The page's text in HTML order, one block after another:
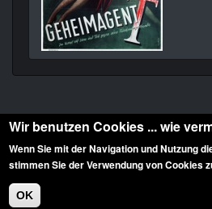
Diese Website ist urheberrechtlich geschützt: ©
Rechte vorbehalten.
Wir benutzen Cookies ... wie
Wenn Sie mit der Navigation und Nutzung
stimmen Sie der Verwendung von Cookies
OK